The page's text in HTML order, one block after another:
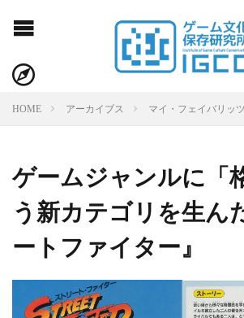
HOME アーカイブス マイ・フェイバリッツ
ゲームジャンルに「
う新カテゴリを生ん
ートファイター』